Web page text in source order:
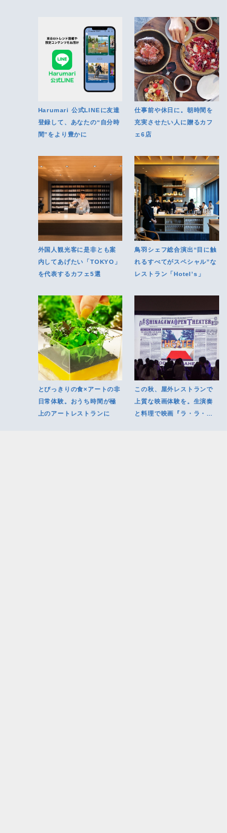
Harumari 公式LINEに友達
登録して、あなたの“自分時
間”をより豊かに
仕事前や休日に。朝時間を
充実させたい人に贈るカフ
ェ6店
外国人観光客に是非とも案
内してあげたい「TOKYO」
を代表するカフェ5選
鳥羽シェフ総合演出“目に触
れるすべてがスペシャル”な
レストラン「Hotel’s」
とびっきりの食×アートの非
日常体験。おうち時間が極
上のアートレストランに
この秋、屋外レストランで
上質な映画体験を。生演奏
と料理で映画『ラ・ラ・ラ